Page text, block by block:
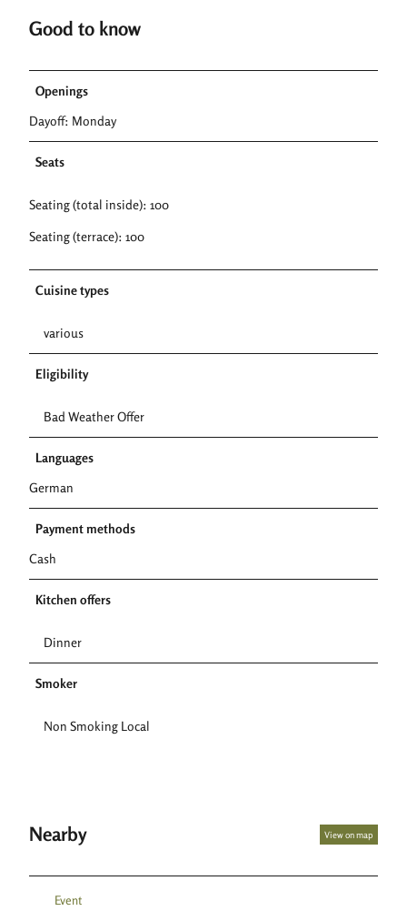
Good to know
Openings
Dayoff: Monday
Seats
Seating (total inside): 100
Seating (terrace): 100
Cuisine types
various
Eligibility
Bad Weather Offer
Languages
German
Payment methods
Cash
Kitchen offers
Dinner
Smoker
Non Smoking Local
Nearby View on map
Event